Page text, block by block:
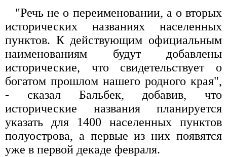
"Речь не о переименовании, а о вторых
исторических названиях населенных
пунктов. К действующим официальным
наименованиям будут добавлены
исторические, что свидетельствует о
богатом прошлом нашего родного края",
- сказал Бальбек, добавив, что
исторические названия планируется
указать для 1400 населенных пунктов
полуострова, а первые из них появятся
уже в первой декаде февраля.